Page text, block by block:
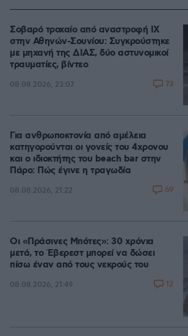
Σοβαρό τροχαίο από αναστροφή ΙΧ
στην Αθηνών-Σουνίου: Συγκρούστηκε
με μηχανή της ΔΙΑΣ, δύο αστυνομικοί
τραυματίες, βίντεο
08.08.2026, 23:07 73
Για ανθρωποκτονία από αμέλεια
κατηγορούνται οι γονείς του 4χρονου
και ο ιδιοκτήτης του beach bar στην
Πάρο: Πώς έγινε η τραγωδία
08.08.2026, 21:22 69
Οι «Πράσινες Μπότες»: 30 χρόνια
μετά, το Έβερεστ μπορεί να δώσει
πίσω έναν από τους νεκρούς του
08.08.2026, 21:49 12